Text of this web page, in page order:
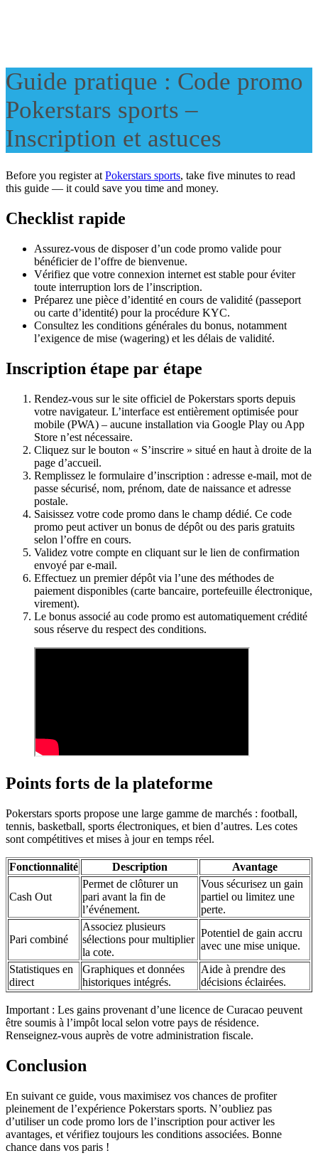
Guide pratique : Code promo
Pokerstars sports –
Inscription et astuces
Before you register atPokerstars sports, take five minutes to read
this guide — it could save you time and money.
Checklist rapide
Assurez-vous de disposer d’un code promo valide pour
bénéficier de l’offre de bienvenue.
Vérifiez que votre connexion internet est stable pour éviter
toute interruption lors de l’inscription.
Préparez une pièce d’identité en cours de validité (passeport
ou carte d’identité) pour la procédure KYC.
Consultez les conditions générales du bonus, notamment
l’exigence de mise (wagering) et les délais de validité.
Inscription étape par étape
Rendez-vous sur le site officiel de Pokerstars sports depuis
votre navigateur. L’interface est entièrement optimisée pour
mobile (PWA) – aucune installation via Google Play ou App
Store n’est nécessaire.
Cliquez sur le bouton « S’inscrire » situé en haut à droite de la
page d’accueil.
Remplissez le formulaire d’inscription : adresse e-mail, mot de
passe sécurisé, nom, prénom, date de naissance et adresse
postale.
Saisissez votre code promo dans le champ dédié. Ce code
promo peut activer un bonus de dépôt ou des paris gratuits
selon l’offre en cours.
Validez votre compte en cliquant sur le lien de confirmation
envoyé par e-mail.
Effectuez un premier dépôt via l’une des méthodes de
paiement disponibles (carte bancaire, portefeuille électronique,
virement).
Le bonus associé au code promo est automatiquement crédité
sous réserve du respect des conditions.
Points forts de la plateforme
Pokerstars sports propose une large gamme de marchés : football,
tennis, basketball, sports électroniques, et bien d’autres. Les cotes
sont compétitives et mises à jour en temps réel.
Fonctionnalité Description Avantage
Cash Out
Permet de clôturer un
pari avant la fin de
l’événement.
Vous sécurisez un gain
partiel ou limitez une
perte.
Pari combiné
Associez plusieurs
sélections pour multiplier
la cote.
Potentiel de gain accru
avec une mise unique.
Statistiques en
direct
Graphiques et données
historiques intégrés.
Aide à prendre des
décisions éclairées.
Important : Les gains provenant d’une licence de Curacao peuvent
être soumis à l’impôt local selon votre pays de résidence.
Renseignez-vous auprès de votre administration fiscale.
Conclusion
En suivant ce guide, vous maximisez vos chances de profiter
pleinement de l’expérience Pokerstars sports. N’oubliez pas
d’utiliser un code promo lors de l’inscription pour activer les
avantages, et vérifiez toujours les conditions associées. Bonne
chance dans vos paris !